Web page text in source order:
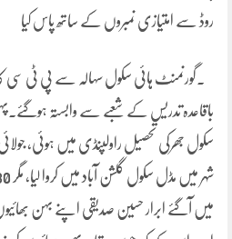
روڈ سے امتیازی نمبروں کے ساتھ پاس کیا
۔گورنمنٹ ہائی سکول سہالہ سے پی ٹی
باقاعدہ تدریس کے شعبے سے وابستہ
میں آگئے ابرار حسین صدیقی اپنے بہن